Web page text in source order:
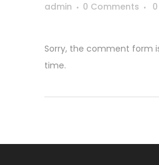
admin
0 Comments 0
Sorry, the comment form
time.